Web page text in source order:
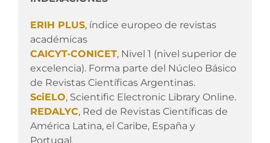
ERIH PLUS, índice europeo de revistas
académicas
CAICYT-CONICET, Nivel 1 (nivel superior de
excelencia). Forma parte del Núcleo Básico
de Revistas Científicas Argentinas.
SciELO, Scientific Electronic Library Online.
REDALYC, Red de Revistas Científicas de
América Latina, el Caribe, España y
Portugal.